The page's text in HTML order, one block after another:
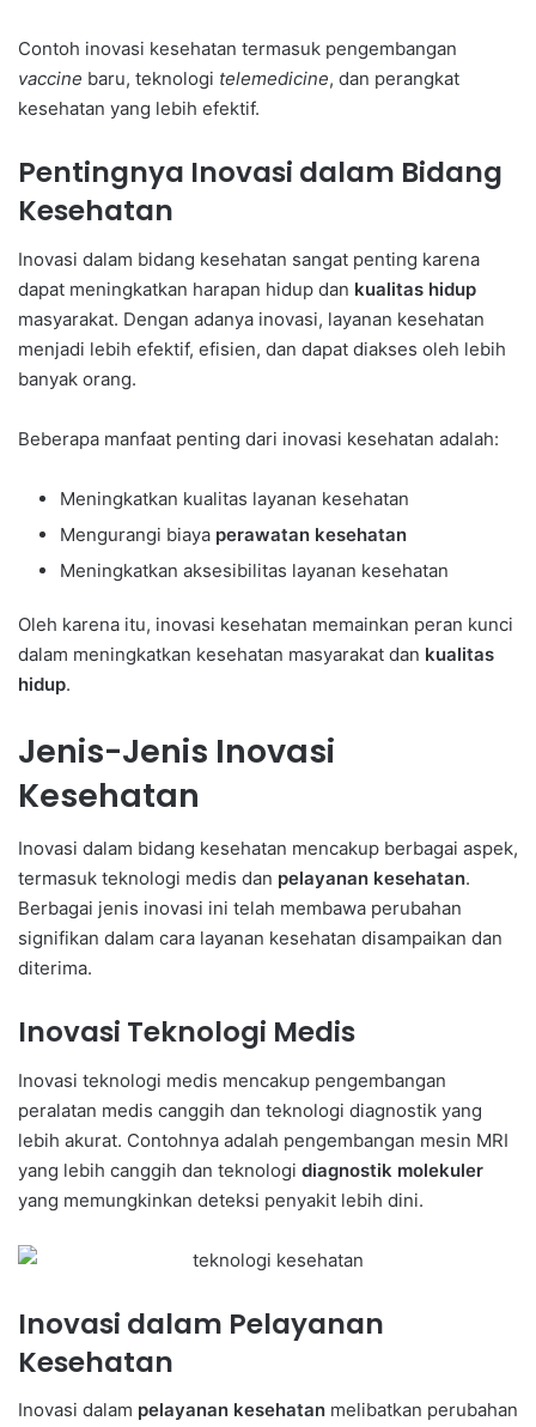
Contoh inovasi kesehatan termasuk pengembangan
vaccine baru, teknologi telemedicine, dan perangkat
kesehatan yang lebih efektif.
Pentingnya Inovasi dalam Bidang
Kesehatan
Inovasi dalam bidang kesehatan sangat penting karena
dapat meningkatkan harapan hidup dan kualitas hidup
masyarakat. Dengan adanya inovasi, layanan kesehatan
menjadi lebih efektif, efisien, dan dapat diakses oleh lebih
banyak orang.
Beberapa manfaat penting dari inovasi kesehatan adalah:
Meningkatkan kualitas layanan kesehatan
Mengurangi biaya perawatan kesehatan
Meningkatkan aksesibilitas layanan kesehatan
Oleh karena itu, inovasi kesehatan memainkan peran kunci
dalam meningkatkan kesehatan masyarakat dan kualitas
hidup.
Jenis-Jenis Inovasi
Kesehatan
Inovasi dalam bidang kesehatan mencakup berbagai aspek,
termasuk teknologi medis dan pelayanan kesehatan.
Berbagai jenis inovasi ini telah membawa perubahan
signifikan dalam cara layanan kesehatan disampaikan dan
diterima.
Inovasi Teknologi Medis
Inovasi teknologi medis mencakup pengembangan
peralatan medis canggih dan teknologi diagnostik yang
lebih akurat. Contohnya adalah pengembangan mesin MRI
yang lebih canggih dan teknologi diagnostik molekuler
yang memungkinkan deteksi penyakit lebih dini.
Inovasi dalam Pelayanan
Kesehatan
Inovasi dalam pelayanan kesehatan melibatkan perubahan